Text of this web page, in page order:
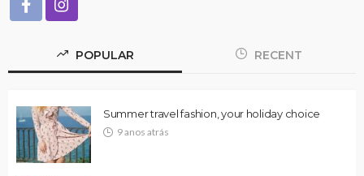
POPULAR RECENT
Summer travel fashion, your holiday choice
9 anos atrás